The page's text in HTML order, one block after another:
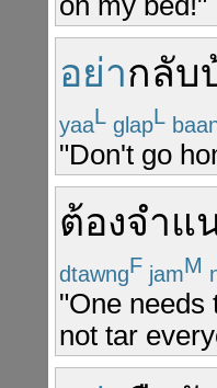
อย่ากลับ
yaaL glapL
"Don't go
ต้องจำแ
dtawngF jamM
"One needs
not tar